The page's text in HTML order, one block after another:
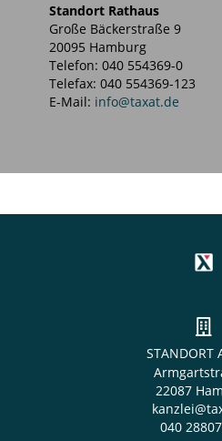
Standort Rathaus
Große Bäckerstraße 9
20095 Hamburg
Telefon: 040 554369-0
Telefax: 040 554369-123
E-Mail: info@taxat.de
STANDORT
22087
040